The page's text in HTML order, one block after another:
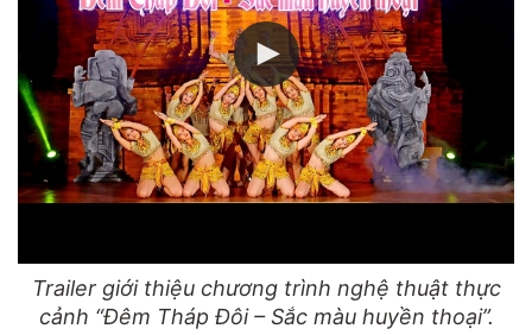
Trailer giới thiệu chương trình nghệ thuật thực
cảnh “Đêm Tháp Đôi – Sắc màu huyền thoại”.